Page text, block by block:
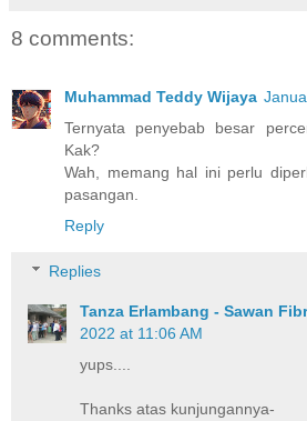
8 comments:
Muhammad Teddy Wijaya
Ternyata penyebab besar
Kak?
Wah, memang hal ini perlu
pasangan.
Reply
Replies
Tanza Erlambang - Sawan
2022 at 11:06 AM
yups....
Thanks atas kunjungannya-